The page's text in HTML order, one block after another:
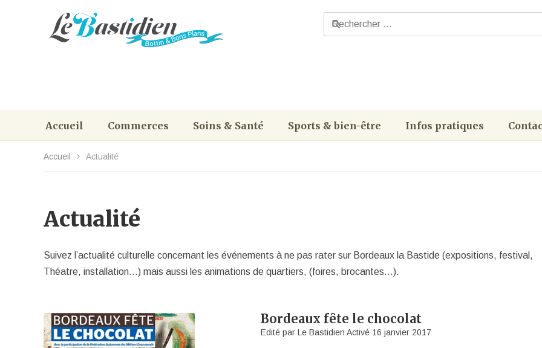
Accueil Commerces Soins & Santé Sports & bien-être Infos pratiques
Accueil Actualité
Actualité
Suivez l’actualité culturelle concernant les événements à ne pas rater sur Bordeaux la Bastide (expositions, festival,
Théatre, installation…) mais aussi les animations de quartiers, (foires, brocantes…).
Bordeaux fête le chocolat
Edité parLe Bastidien Activé 16 janvier 2017